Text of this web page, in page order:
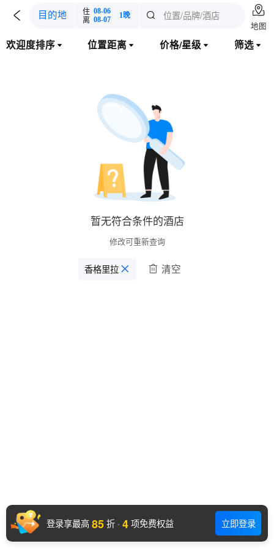
 目的地 住 08-06
离 08-07 1晚  位置/品牌/酒店 
地图
欢迎度排序 位置距离  价格/星级  筛选 
暂无符合条件的酒店
修改可重新查询
香格里拉 󱋣  清空
登录享最高 85 折 · 4 项免费权益 立即登录